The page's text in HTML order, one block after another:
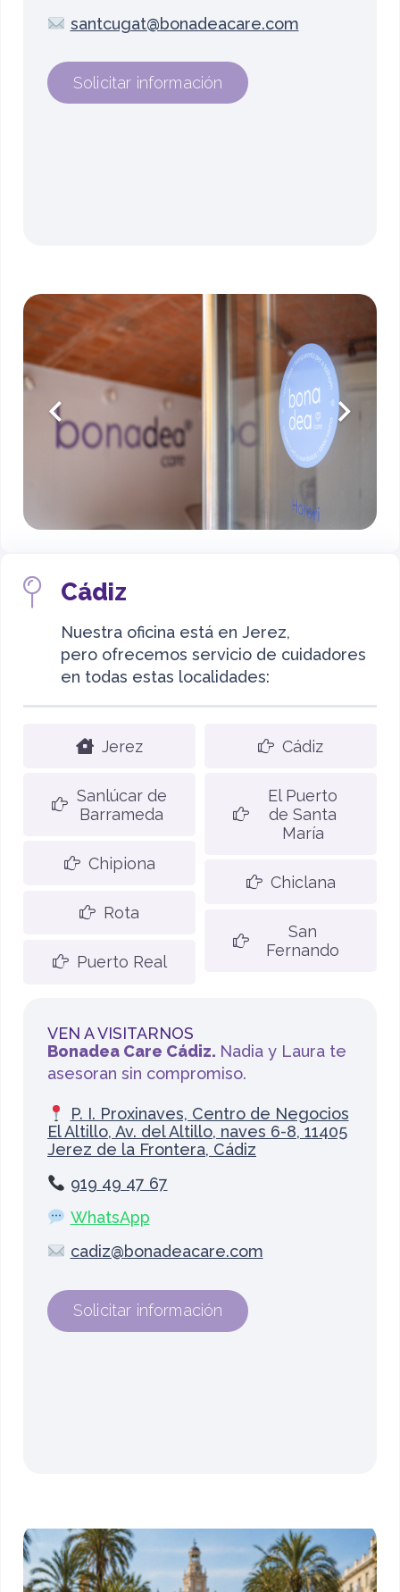
santcugat@bonadeacare.com
Solicitar información
Cádiz
Nuestra oficina está en Jerez,
pero ofrecemos servicio de cuidadores
en todas estas localidades:
Jerez
Sanlúcar de
Barrameda
Chipiona
Rota
Puerto Real
Cádiz
El Puerto
de Santa
María
Chiclana
San
Fernando
VEN A VISITARNOS
Bonadea Care Cádiz. Nadia y Laura te
asesoran sin compromiso.
P. I. Proxinaves, Centro de Negocios
El Altillo, Av. del Altillo, naves 6-8, 11405
Jerez de la Frontera, Cádiz
919 49 47 67
WhatsApp
cadiz@bonadeacare.com
Solicitar información